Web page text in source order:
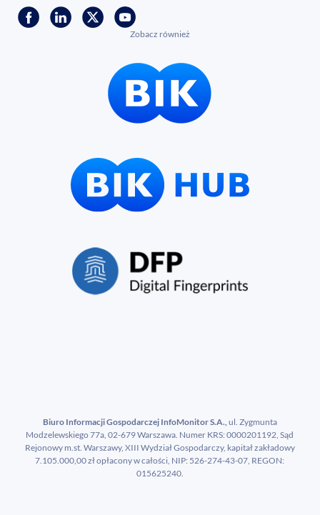
Zobacz również
Biuro Informacji Gospodarczej InfoMonitor S.A., ul. Zygmunta
Modzelewskiego 77a, 02-679 Warszawa. Numer KRS: 0000201192, Sąd
Rejonowy m.st. Warszawy, XIII Wydział Gospodarczy, kapitał zakładowy
7.105.000,00 zł opłacony w całości, NIP: 526-274-43-07, REGON:
015625240.